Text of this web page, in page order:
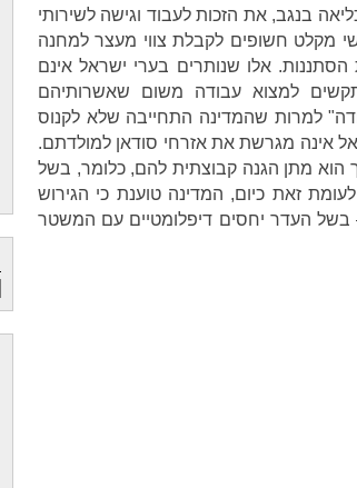
בנגב, את הזכות לעבוד וגישה לשירותי
מקלט חשופים לקבלת צווי מעצר למחנה
אלו שנותרים בערי ישראל אינם
למצוא עבודה משום שאשרותיהם
למרות שהמדינה התחייבה שלא לקנוס
אינה מגרשת את אזרחי סודאן למולדתם.
הוא מתן הגנה קבוצתית להם, כלומר, בשל
זאת כיום, המדינה טוענת כי הגירוש
בשל העדר יחסים דיפלומטיים עם המשטר